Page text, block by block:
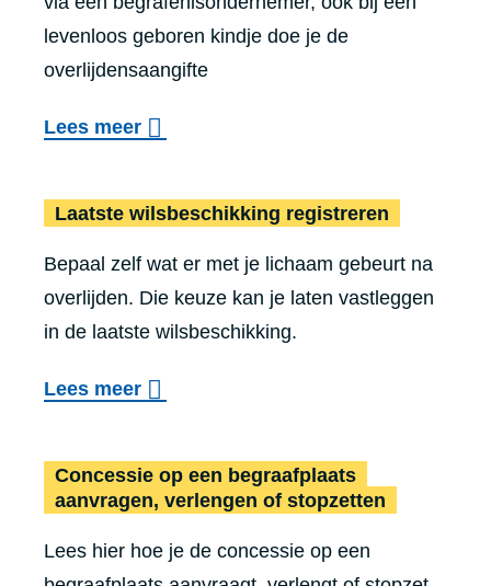
e
r
a
v
e
n
f
r
e
m
v
e
r
i
d
k
e
a
levenloos geboren kindje doe je de
overlijdensaangifte
Lees meero
e
r
O
v
e
l
j
d
e
n
Laatste wils­be­schik­king registreren
Bepaal zelf wat er met je lichaam gebeurt na
overlijden. Die keuze kan je laten vastleggen
in de laatste wilsbeschikking.
Lees meero
e
r
a
Concessie op een begraafplaats
aanvragen, verlengen of stopzetten
Lees hier hoe je de concessie op een